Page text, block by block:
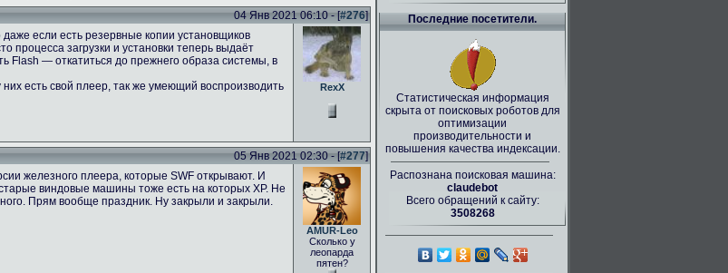
04 Янв 2021 06:10 - [#276]
если есть резервные копии установщиков
процесса загрузки и установки теперь выдаёт
Flash — откатиться до прежнего образа системы, в
есть свой плеер, так же умеющий воспроизводить
RexX
05 Янв 2021 02:30 - [#277]
железного плеера, которые SWF открывают. И
виндовые машины тоже есть на которых ХР. Не
Прям вообще праздник. Ну закрыли и закрыли.
AMUR-Leo
Сколько у
леопарда
пятен?
Последние посетители.
Статистическая информация
скрыта от поисковых роботов для
оптимизации
производительности и
повышения качества индексации.
Распознана поисковая машина:
claudebot
Всего обращений к сайту:
3508268